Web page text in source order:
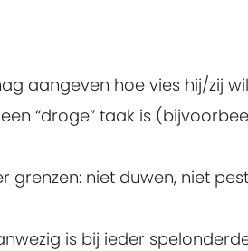
aangeven hoe vies hij/zij
“droge” taak is
niet duwen, niet
is bij ieder